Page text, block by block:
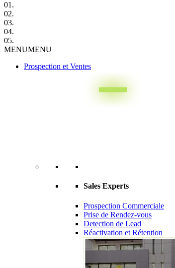
01.
02.
03.
04.
05.
MENUMENU
Prospection et Ventes
Sales Experts
Prospection Commerciale
Prise de Rendez-vous
Detection de Lead
Réactivation et Rétention